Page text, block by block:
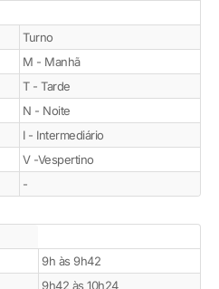
Turno
M - Manhã
T - Tarde
N - Noite
I - Intermediário
V -Vespertino
-
9h às 9h42
9h42 às 10h24